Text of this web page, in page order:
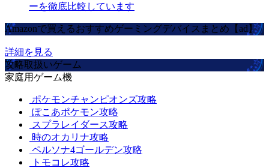
ーを徹底比較しています
Amazonで買えるおすすめゲーミングデバイスまとめ【ad】
詳細を見る
攻略取扱いゲーム
家庭用ゲーム機
ポケモンチャンピオンズ攻略
ぽこあポケモン攻略
スプラレイダース攻略
時のオカリナ攻略
ペルソナ4ゴールデン攻略
トモコレ攻略